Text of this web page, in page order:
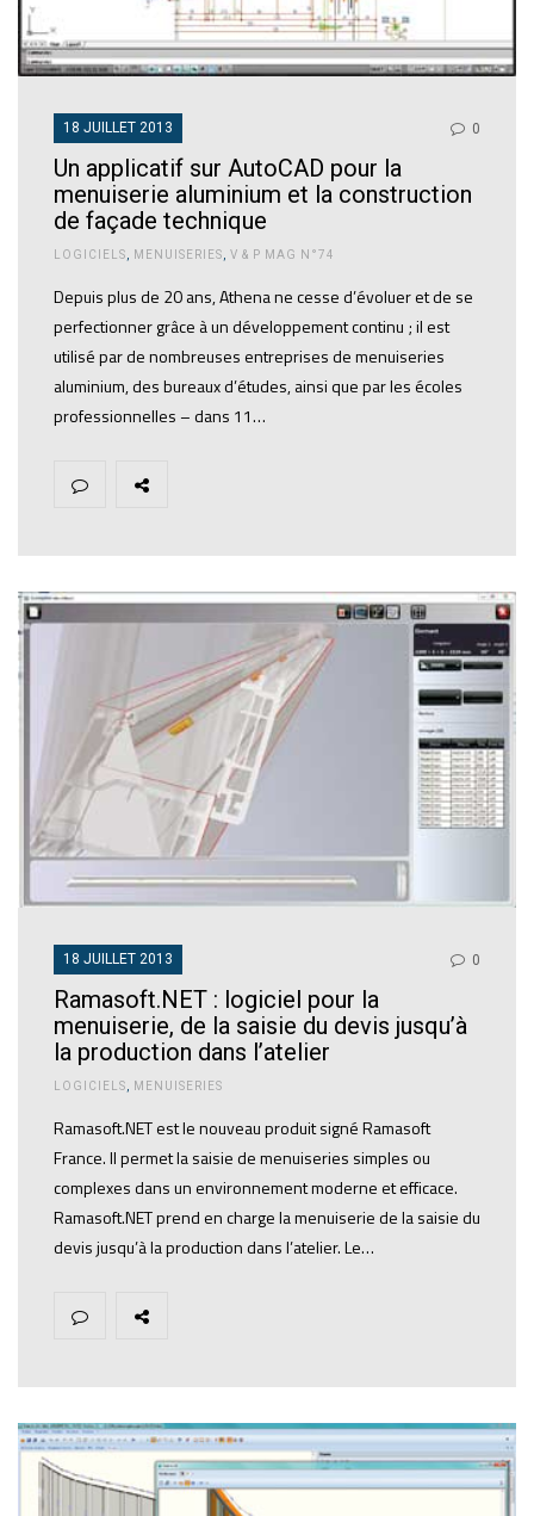
18 JUILLET 2013 0
Un applicatif sur AutoCAD pour la
menuiserie aluminium et la construction
de façade technique
LOGICIELS MENUISERIES V & P MAG N°74
Depuis plus de 20 ans, Athena ne cesse d’évoluer et de se
perfectionner grâce à un développement continu ; il est
utilisé par de nombreuses entreprises de menuiseries
aluminium, des bureaux d’études, ainsi que par les écoles
professionnelles – dans 11…
18 JUILLET 2013 0
Ramasoft.NET : logiciel pour la
menuiserie, de la saisie du devis jusqu’à
la production dans l’atelier
LOGICIELS MENUISERIES
Ramasoft.NET est le nouveau produit signé Ramasoft
France. Il permet la saisie de menuiseries simples ou
complexes dans un environnement moderne et efficace.
Ramasoft.NET prend en charge la menuiserie de la saisie du
devis jusqu’à la production dans l’atelier. Le…